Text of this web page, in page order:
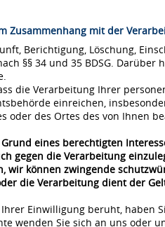
Zusammenhang mit der
Berichtigung, Löschung,
§§ 34 und 35 BDSG.
die Verarbeitung Ihrer
einreichen,
oder des Ortes des von Ihnen
eines berechtigten
gegen die Verarbeitung
wir können zwingende
die Verarbeitung dient der
Einwilligung beruht, haben
wenden Sie sich an uns oder